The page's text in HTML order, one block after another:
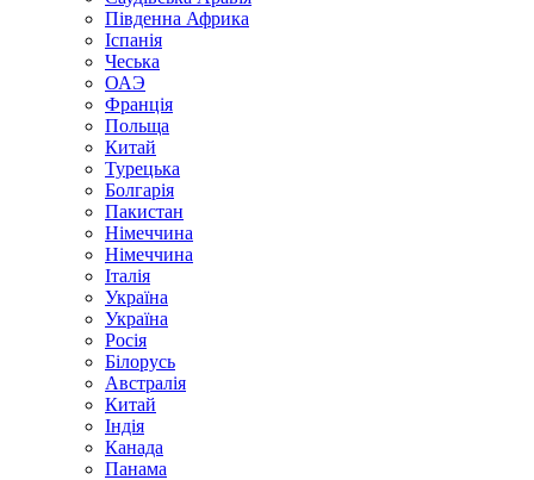
Південна Африка
Іспанія
Чеська
ОАЭ
Франція
Польща
Китай
Турецька
Болгарія
Пакистан
Німеччина
Німеччина
Італія
Україна
Україна
Росія
Білорусь
Австралія
Китай
Індія
Канада
Панама